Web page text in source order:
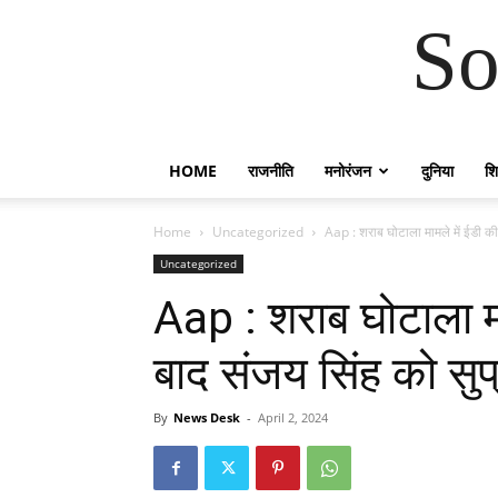
HOME राजनीति मनोरंजन दुनिया
Home Uncategorized Aap : शराब घोटाला मामले में ईडी
Uncategorized
Aap : शराब घोटाला
बाद संजय सिंह को
By News Desk - April 2, 2024